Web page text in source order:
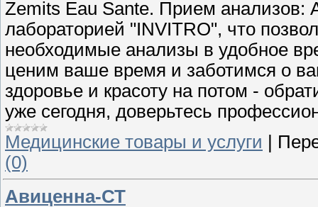
Zemits Eau Sante. Прием анализов:
лабораторией "INVITRO", что
необходимые анализы в удобное
ценим ваше время и заботимся о
здоровье и красоту на потом -
уже сегодня, доверьтесь
Медицинские товары и услуги
(0)
Авиценна-СТ